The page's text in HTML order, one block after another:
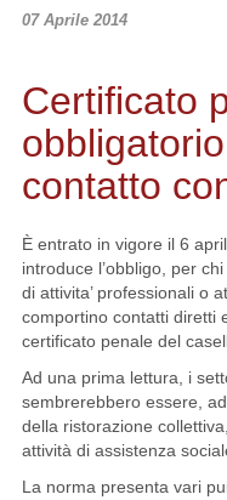
07 Aprile 2014
Certificato
contatto
È entrato in vigore il 6
introduce l’obbligo, per
di attivita’ professionali o
comportino contatti diretti
certificato penale del
Ad una prima lettura, i
sembrerebbero essere,
della ristorazione
attività di assistenza
La norma presenta vari